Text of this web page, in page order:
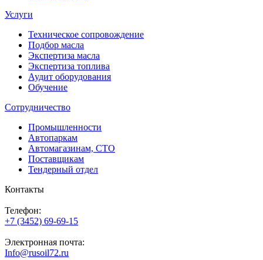
Услуги
Техническое сопровождение
Подбор масла
Экспертиза масла
Экспертиза топлива
Аудит оборудования
Обучение
Сотрудничество
Промышленности
Автопаркам
Автомагазинам, СТО
Поставщикам
Тендерный отдел
Контакты
Телефон:
+7 (3452) 69-69-15
Электронная почта:
Info@rusoil72.ru